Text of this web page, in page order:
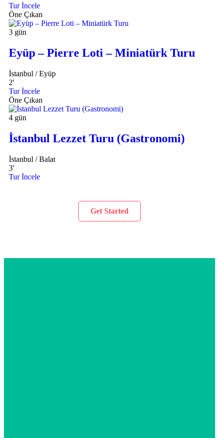
Tur İncele
Öne Çıkan
3 gün
Eyüp – Pierre Loti – Miniatürk Turu
İstanbul / Eyüp
2'
Tur İncele
Öne Çıkan
4 gün
İstanbul Lezzet Turu (Gastronomi)
İstanbul / Balat
3'
Tur İncele
Get Started